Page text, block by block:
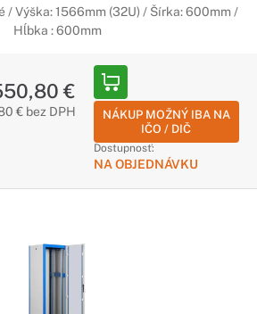
/ Výška: 1566mm (32U) / Šírka: 600mm /
Hĺbka : 600mm
€
€ bez DPH
NÁKUP MOŽNÝ IBA NA
IČO / DIČ
Dostupnosť:
NA OBJEDNÁVKU